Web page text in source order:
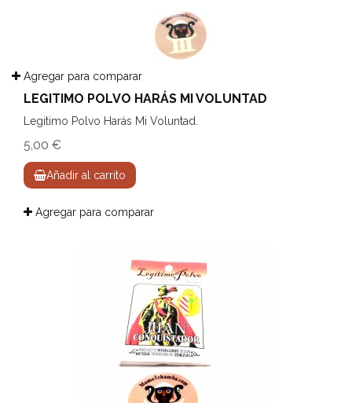
Agregar para comparar
LEGITIMO POLVO HARÁS MI VOLUNTAD
Legitimo Polvo Harás Mi Voluntad.
5,00 €
Añadir al carrito
Agregar para comparar